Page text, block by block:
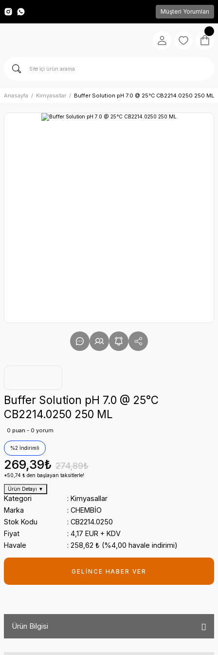
Müşteri Yorumları
Anasayfa Kimyasallar Buffer Solution pH 7.0 @ 25°C CB2214.0250 250 ML
Buffer Solution pH 7.0 @ 25°C
CB2214.0250 250 ML
0 puan - 0 yorum
%2 İndirimli
269,39₺ 274,89₺
*50,74 ₺ den başlayan taksitlerle!
Ürün Detayı ▼
Kategori
Kimyasallar
Marka
CHEMBİO
Stok Kodu
CB2214.0250
Fiyat
4,17 EUR + KDV
Havale
258,62 ₺ (%4,00 havale indirimi)
GELİNCE HABER VER
Ürün Bilgisi